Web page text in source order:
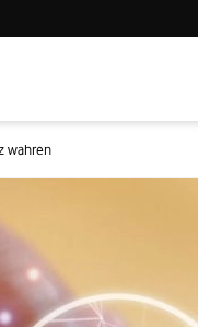
wahren